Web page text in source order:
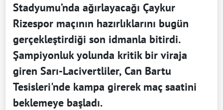
Stadyumu’nda ağırlayacağı Çaykur
Rizespor maçının hazırlıklarını bugün
gerçekleştirdiği son idmanla bitirdi.
Şampiyonluk yolunda kritik bir viraja
giren Sarı-Lacivertliler, Can Bartu
Tesisleri'nde kampa girerek maç saatini
beklemeye başladı.